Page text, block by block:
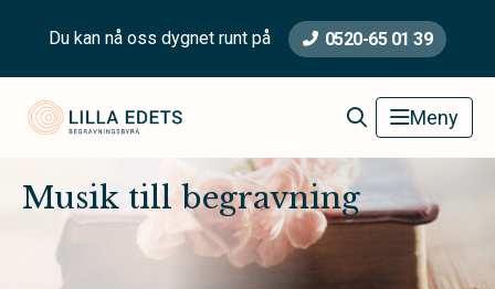
Du kan nå oss dygnet runt på 0520-65 01 39
Lilla Edets Begravningsbyrå Meny
Musik till begravning